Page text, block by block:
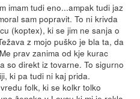
imam tudi eno...ampak tudi jaz
sam popravit. To ni krivda
(koptex), ki se jim ne sanja o
z mojo puško je bla ta, da
prav zanima od kje kurac
so direkt iz tovarne. To sigurno
ki pa tudi ni kaj prida.
folk, ki se kolkr tolko